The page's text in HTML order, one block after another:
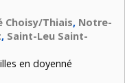
Choisy/Thiais, Notre-
, Saint-Leu Saint-
en doyenné